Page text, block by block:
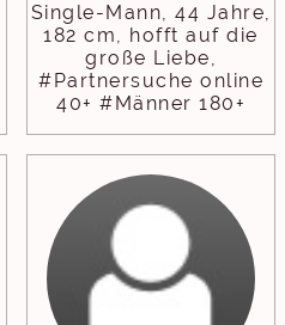
Single-Mann, 44 Jahre,
182 cm, hofft auf die
große Liebe,
#Partnersuche online
40+ #Männer 180+